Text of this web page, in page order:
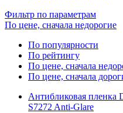
Фильтр по параметрам
По цене, сначала недорогие
По популярности
По рейтингу
По цене, сначала
По цене, сначала
Антибликовая пленка
S7272 Anti-Glare